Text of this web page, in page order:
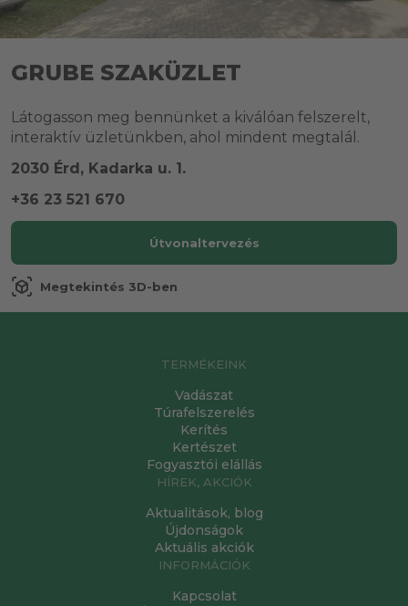
GRUBE SZAKÜZLET
Látogasson meg bennünket a kiválóan felszerelt,
interaktív üzletünkben, ahol mindent megtalál.
2030 Érd, Kadarka u. 1.
+36 23 521 670
Útvonaltervezés
view_in_ar Megtekintés 3D-ben
TERMÉKEINK
Vadászat
Túrafelszerelés
Kerítés
Kertészet
Fogyasztói elállás
HÍREK, AKCIÓK
Aktualitások, blog
Újdonságok
Aktuális akciók
INFORMÁCIÓK
Kapcsolat